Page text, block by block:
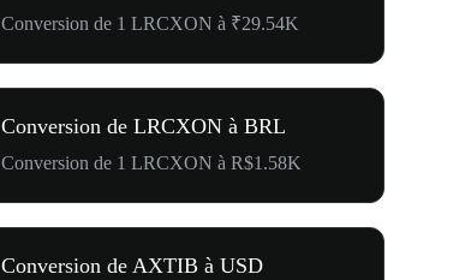
Conversion de 1 LRCXON à ₹29.54K
Conversion de LRCXON à BRL
Conversion de 1 LRCXON à R$1.58K
Conversion de AXTIB à USD